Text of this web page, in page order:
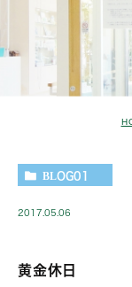
BLOG01
2017.05.06
黄金休日